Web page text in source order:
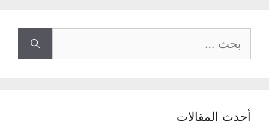
عن:
أحدث المقالات